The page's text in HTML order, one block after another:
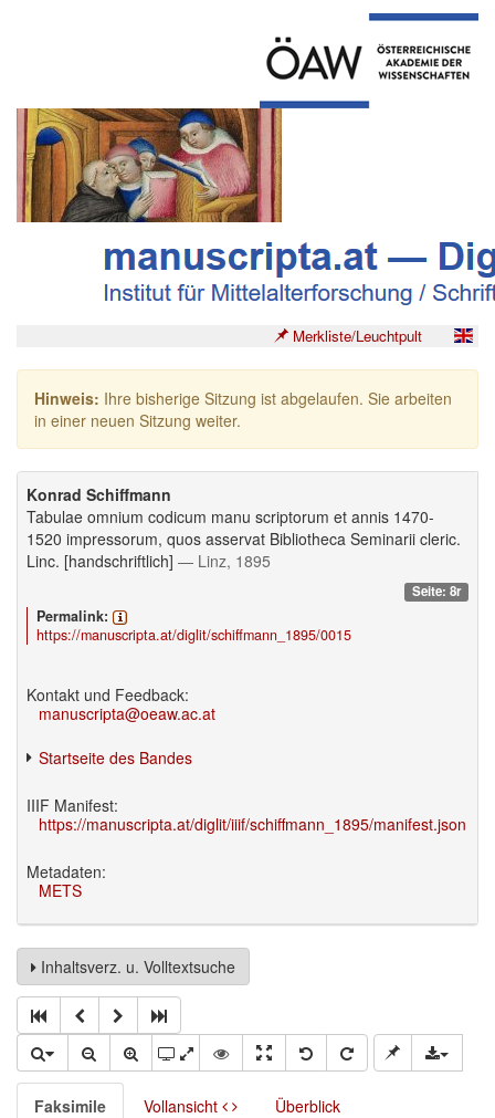
Merkliste/Leuchtpult
Hinweis: Ihre bisherige Sitzung ist abgelaufen. Sie arbeiten
in einer neuen Sitzung weiter.
Konrad Schiffmann
Tabulae omnium codicum manu scriptorum et annis 1470-
1520 impressorum, quos asservat Bibliotheca Seminarii cleric.
Linc. [handschriftlich] — Linz, 1895
Seite: 8r
Permalink:
https://manuscripta.at/diglit/schiffmann_1895/0015
Kontakt und Feedback:
manuscripta@oeaw.ac.at
Startseite des Bandes
IIIF Manifest:
https://manuscripta.at/diglit/iiif/schiffmann_1895/manifest.json
Metadaten:
METS
Inhaltsverz. u. Volltextsuche
Faksimile Vollansicht Überblick